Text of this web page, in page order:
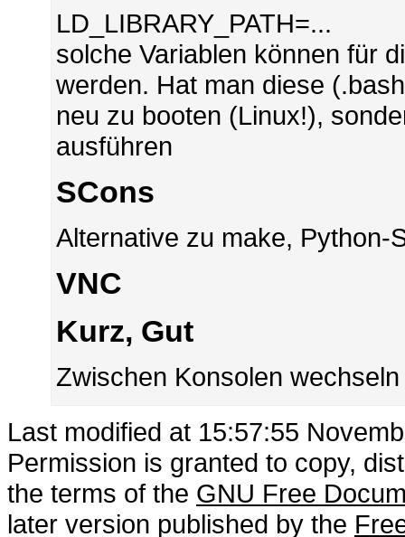
LD_LIBRARY_PATH=...
solche Variablen können für
werden. Hat man diese
neu zu booten (Linux!),
ausführen
SCons
Alternative zu make, Python-
VNC
Kurz, Gut
Zwischen Konsolen
Last modified at 15:57:55
Permission is granted to copy,
the terms of the GNU Free
later version published by the